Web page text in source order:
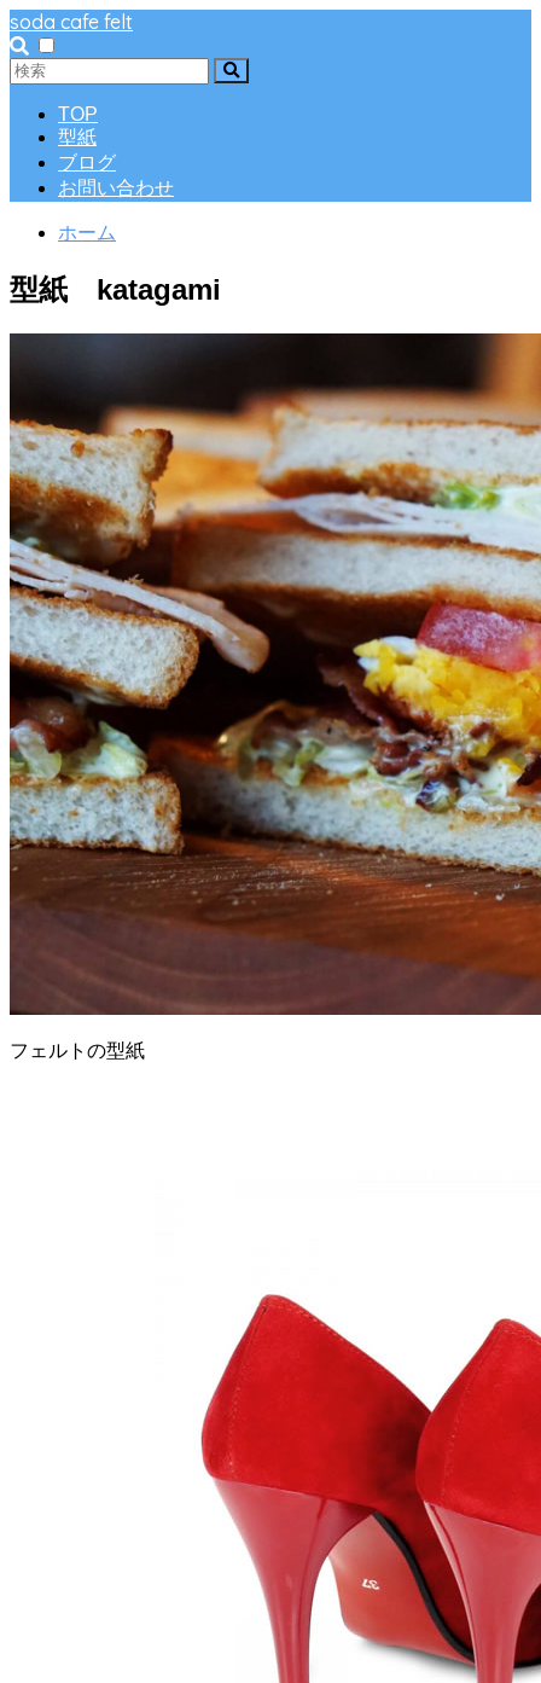
soda cafe felt
TOP
型紙
ブログ
お問い合わせ
ホーム
型紙 katagami
フェルトの型紙